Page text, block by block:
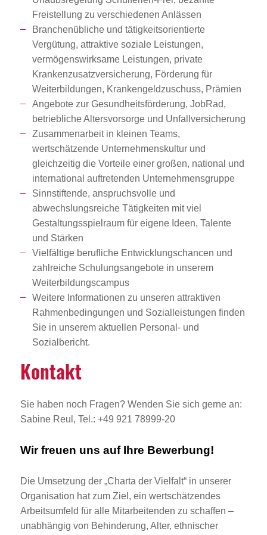
Freistellung zu verschiedenen Anlässen
Branchenübliche und tätigkeitsorientierte
Vergütung, attraktive soziale Leistungen,
vermögenswirksame Leistungen, private
Krankenzusatzversicherung, Förderung für
Weiterbildungen, Krankengeldzuschuss, Prämien
Angebote zur Gesundheitsförderung, JobRad,
betriebliche Altersvorsorge und Unfallversicherung
Zusammenarbeit in kleinen Teams,
wertschätzende Unternehmenskultur und
gleichzeitig die Vorteile einer großen, national und
international auftretenden Unternehmensgruppe
Sinnstiftende, anspruchsvolle und
abwechslungsreiche Tätigkeiten mit viel
Gestaltungsspielraum für eigene Ideen, Talente
und Stärken
Vielfältige berufliche Entwicklungschancen und
zahlreiche Schulungsangebote in unserem
Weiterbildungscampus
Weitere Informationen zu unseren attraktiven
Rahmenbedingungen und Sozialleistungen finden
Sie in unserem aktuellen Personal- und
Sozialbericht.
Kontakt
Sie haben noch Fragen? Wenden Sie sich gerne an:
Sabine Reul, Tel.: +49 921 78999-20
Wir freuen uns auf Ihre Bewerbung!
Die Umsetzung der „Charta der Vielfalt“ in unserer
Organisation hat zum Ziel, ein wertschätzendes
Arbeitsumfeld für alle Mitarbeitenden zu schaffen –
unabhängig von Behinderung, Alter, ethnischer